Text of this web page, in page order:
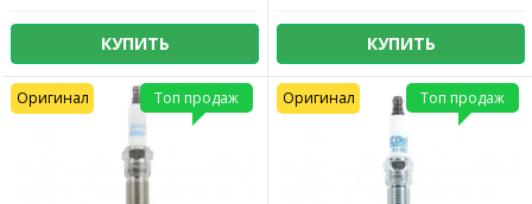
КУПИТЬ КУПИТЬ
Топ продаж
Оригинал Топ продаж
Оригинал